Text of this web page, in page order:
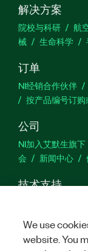
解决方案
院校与科研 航
械
生命科学
订单
NI经销合作伙伴
按产品编号订
公司
NI加入艾默生旗
会
新闻中心
技术支持
We use
website. You